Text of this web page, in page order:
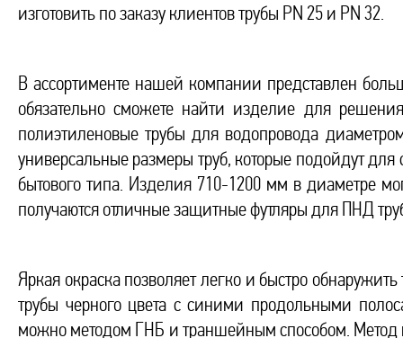
изготовить по заказу клиентов трубы PN 25 и PN 32.
В ассортименте нашей компании представлен
обязательно сможете найти изделие для
полиэтиленовые трубы для водопровода
универсальные размеры труб, которые подойдут
бытового типа. Изделия 710-1200 мм в диаметре
получаются отличные защитные футляры для ПНД
Яркая окраска позволяет легко и быстро
трубы черного цвета с синими продольными
можно методом ГНБ и траншейным способом. Метод